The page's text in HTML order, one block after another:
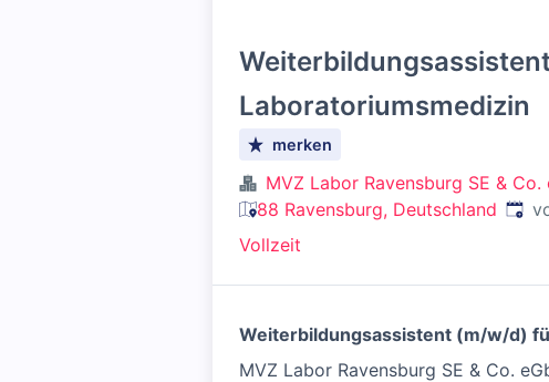
Laboratoriumsmedizin
merken
MVZ Labor Ravensburg SE & Co.
88 Ravensburg, Deutschland
Vollzeit
Weiterbildungsassistent (m/w/d)
MVZ Labor Ravensburg SE & Co.